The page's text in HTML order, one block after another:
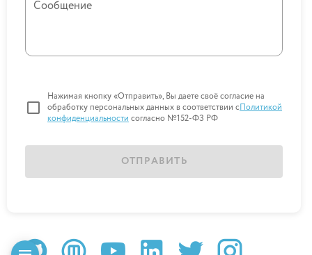
Сообщение
Нажимая кнопку «Отправить», Вы даете своё согласие на
обработку персональных данных в соответствии с Политикой
конфиденциальности согласно №152-ФЗ РФ
ОТПРАВИТЬ